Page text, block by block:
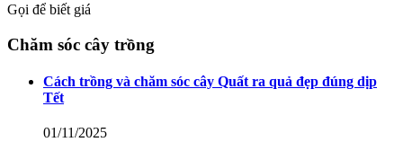
Gọi để biết giá
Chăm sóc cây trồng
Cách trồng và chăm sóc cây Quất ra quả đẹp đúng dịp
Tết
01/11/2025